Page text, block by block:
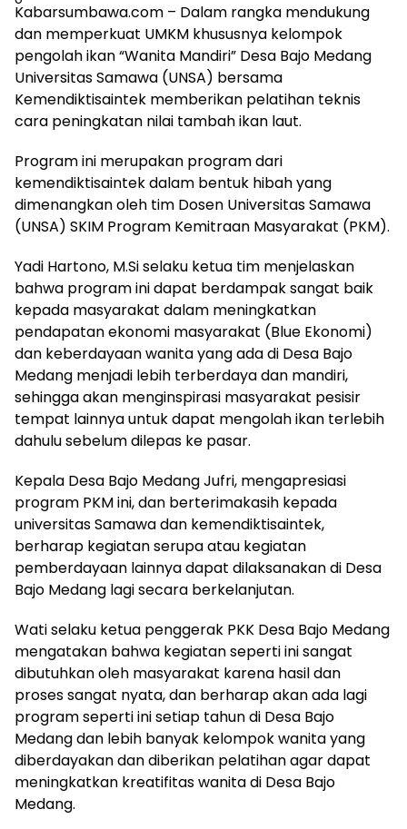
Kabarsumbawa.com – Dalam rangka mendukung
dan memperkuat UMKM khususnya kelompok
pengolah ikan “Wanita Mandiri” Desa Bajo Medang
Universitas Samawa (UNSA) bersama
Kemendiktisaintek memberikan pelatihan teknis
cara peningkatan nilai tambah ikan laut.
Program ini merupakan program dari
kemendiktisaintek dalam bentuk hibah yang
dimenangkan oleh tim Dosen Universitas Samawa
(UNSA) SKIM Program Kemitraan Masyarakat (PKM).
Yadi Hartono, M.Si selaku ketua tim menjelaskan
bahwa program ini dapat berdampak sangat baik
kepada masyarakat dalam meningkatkan
pendapatan ekonomi masyarakat (Blue Ekonomi)
dan keberdayaan wanita yang ada di Desa Bajo
Medang menjadi lebih terberdaya dan mandiri,
sehingga akan menginspirasi masyarakat pesisir
tempat lainnya untuk dapat mengolah ikan terlebih
dahulu sebelum dilepas ke pasar.
Kepala Desa Bajo Medang Jufri, mengapresiasi
program PKM ini, dan berterimakasih kepada
universitas Samawa dan kemendiktisaintek,
berharap kegiatan serupa atau kegiatan
pemberdayaan lainnya dapat dilaksanakan di Desa
Bajo Medang lagi secara berkelanjutan.
Wati selaku ketua penggerak PKK Desa Bajo Medang
mengatakan bahwa kegiatan seperti ini sangat
dibutuhkan oleh masyarakat karena hasil dan
proses sangat nyata, dan berharap akan ada lagi
program seperti ini setiap tahun di Desa Bajo
Medang dan lebih banyak kelompok wanita yang
diberdayakan dan diberikan pelatihan agar dapat
meningkatkan kreatifitas wanita di Desa Bajo
Medang.